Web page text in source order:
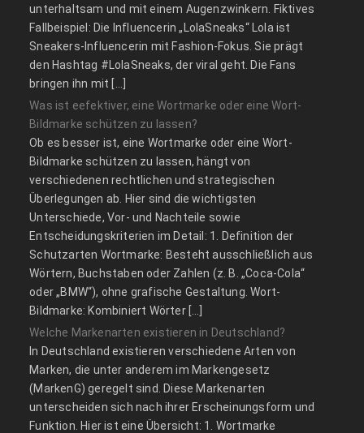
unterhaltsam und mit einem Augenzwinkern. Fiktives
Fallbeispiel: Die Influencerin „LolaSneaks“ Lola ist
Sneakers-Influencerin mit Fashion-Fokus. Sie prägt
den Hashtag #LolaSneaks, der viral geht. Die Fans
bringen ihn mit […]
Was ist eefektiver, eine Wortmarke oder eine Wort-
Bildmarke schützen zu lassen?
Ob es besser ist, eine Wortmarke oder eine Wort-
Bildmarke schützen zu lassen, hängt von
verschiedenen rechtlichen und strategischen
Überlegungen ab. Hier sind die wichtigsten
Unterschiede, Vor- und Nachteile sowie
Entscheidungskriterien im Detail: 1. Definition der
Schutzarten Wortmarke: Besteht ausschließlich aus
Wörtern, Buchstaben oder Zahlen (z. B. „Coca-Cola“
oder „BMW“), ohne grafische Gestaltung. Wort-
Bildmarke: Kombiniert Wörter […]
Welche Markenarten existieren in Deutschland?
In Deutschland existieren verschiedene Arten von
Marken, die unter anderem im Markengesetz
(MarkenG) geregelt sind. Diese Markenarten
unterscheiden sich nach ihrer Erscheinungsform und
Funktion. Hier ist eine Übersicht: 1. Wortmarke